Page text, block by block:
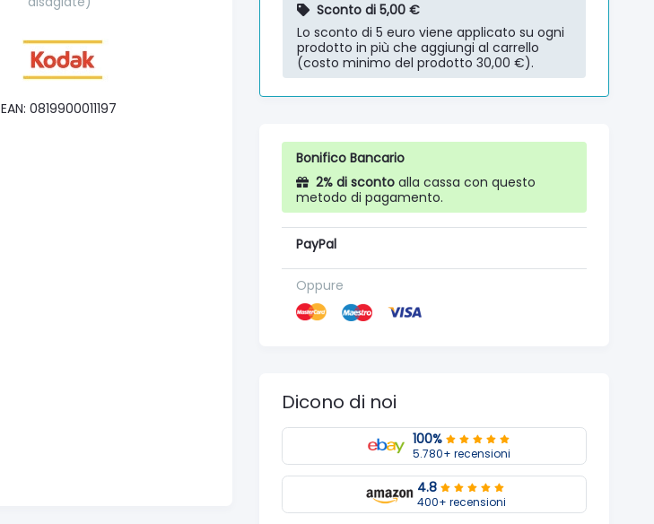
EAN: 0819900011197
Sconto di 5,00 €
Lo sconto di 5 euro viene applicato su ogni
prodotto in più che aggiungi al carrello
(costo minimo del prodotto 30,00 €).
Bonifico Bancario
2% di sconto alla cassa con questo
metodo di pagamento.
PayPal
Oppure
Dicono di noi
100%
5.780+ recensioni
4.8
400+ recensioni